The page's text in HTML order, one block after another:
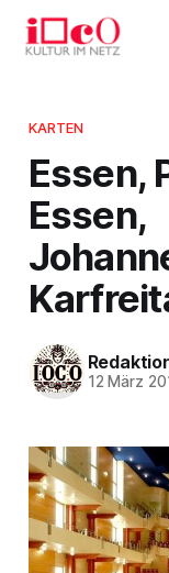
KARTEN
Essen,
Essen,
12 März